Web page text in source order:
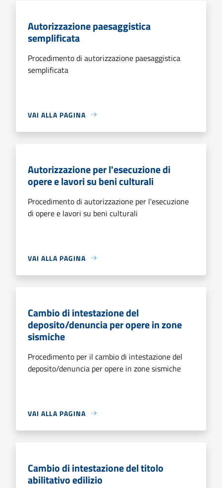
Autorizzazione paesaggistica
semplificata
Procedimento di autorizzazione paesaggistica
semplificata
VAI ALLA PAGINA
Autorizzazione per l'esecuzione di
opere e lavori su beni culturali
Procedimento di autorizzazione per l'esecuzione
di opere e lavori su beni culturali
VAI ALLA PAGINA
Cambio di intestazione del
deposito/denuncia per opere in zone
sismiche
Procedimento per il cambio di intestazione del
deposito/denuncia per opere in zone sismiche
VAI ALLA PAGINA
Cambio di intestazione del titolo
abilitativo edilizio